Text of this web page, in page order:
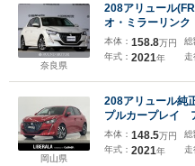
奈良県
208アリュール
オ・ミラーリン
オ・ナビ・DTV・
レーキ・追従クル
本体： 158.8万円
年式： 2021年
総
走
岡山県
208アリュール
プルカープレイ
TV ワイヤレス
トライト オート
ACC レーンキ
本体： 148.5万円
年式： 2021年
総
走